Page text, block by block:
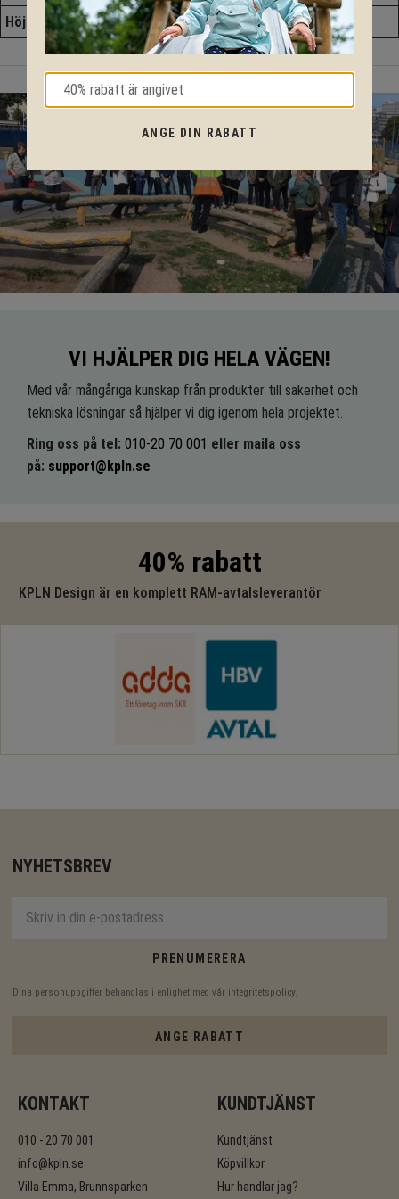
Höjd
3,71 m
VI HJÄLPER DIG HELA VÄGEN!
Med vår mångåriga kunskap från produkter till säkerhet och
tekniska lösningar så hjälper vi dig igenom hela projektet.
Ring oss på tel: 010-20 70 001 eller maila oss
på: support@kpln.se
40% rabatt
KPLN Design är en komplett RAM-avtalsleverantör
NYHETSBREV
PRENUMERERA
Dina personuppgifter behandlas i enlighet med vår integritetspolicy
ANGE RABATT
KONTAKT
010 - 20 70 001
info@kpln.se
Villa Emma, Brunnsparken
KUNDTJÄNST
Kundtjänst
Köpvillkor
Hur handlar jag?
ANGE DIN RABATT